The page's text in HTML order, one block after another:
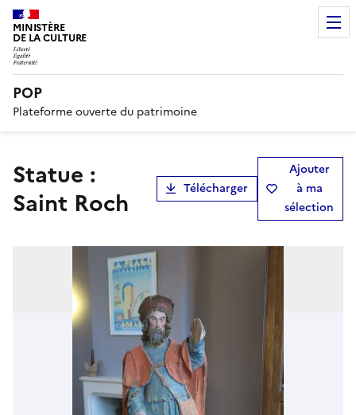
MINISTÈRE
DE LA CULTURE
POP
Plateforme ouverte du patrimoine
statue :
Saint Roch
Télécharger
Ajouter
à ma
sélection